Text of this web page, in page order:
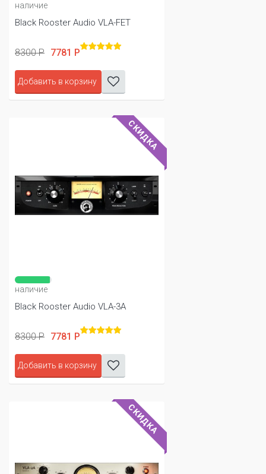
наличие
Black Rooster Audio VLA-FET
8300 Р 7781 Р
Добавить в корзину
СКИДКА
наличие
Black Rooster Audio VLA-3A
8300 Р 7781 Р
Добавить в корзину
СКИДКА